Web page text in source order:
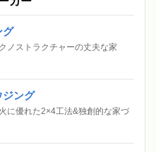
グ
ノストラクチャーの丈夫な家
ジング
に優れた2×4工法&独創的な家づ